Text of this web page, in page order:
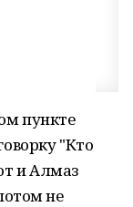
пункте
"Кто
и Алмаз
не